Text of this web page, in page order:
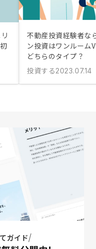
不動産投資経験者な
ン投資はワンルーム
どちらのタイプ？
投資する2023.07.14
ガイド